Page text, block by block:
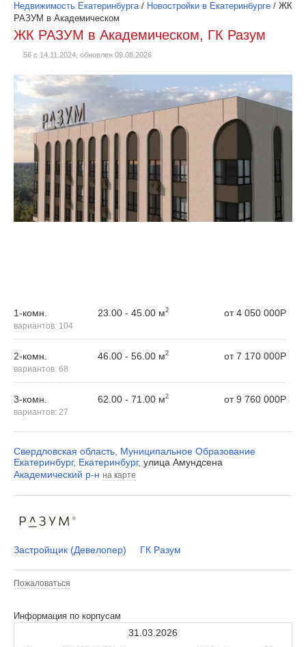
Недвижимость Екатеринбурга/ Новостройки в Екатеринбурге / ЖК
РАЗУМ в Академическом
ЖК РАЗУМ в Академическом, ГК Разум
56 с 14.11.2024, обновлен 09.08.2026
1-комн.
вариантов: 104
23.00 - 45.00 м2 от4 050 000Р
2-комн.
вариантов: 68
46.00 - 56.00 м2 от7 170 000Р
3-комн.
вариантов: 27
62.00 - 71.00 м2 от9 760 000Р
Свердловская область Муниципальное Образование
Екатеринбург, Екатеринбург, улица Амундсена
Академический р-н на карте
Застройщик (Девелопер) ГК Разум
Пожаловаться
Информация по корпусам
31.03.2026